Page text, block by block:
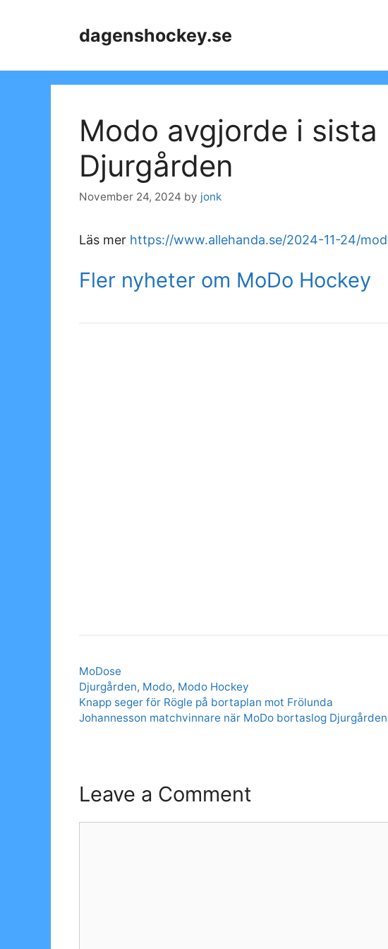
dagenshockey.se
Modo avgjorde i
Djurgården
November 24, 2024 by jonk
Läs mer https://www.allehanda.se/2024-11-24/
Fler nyheter om MoDo Hockey
Categories
MoDose
Tags
Djurgården, Modo, Modo Hockey
Knapp seger för Rögle på bortaplan mot Frölunda
Johannesson matchvinnare när MoDo bortaslog Djurgården
Leave a Comment